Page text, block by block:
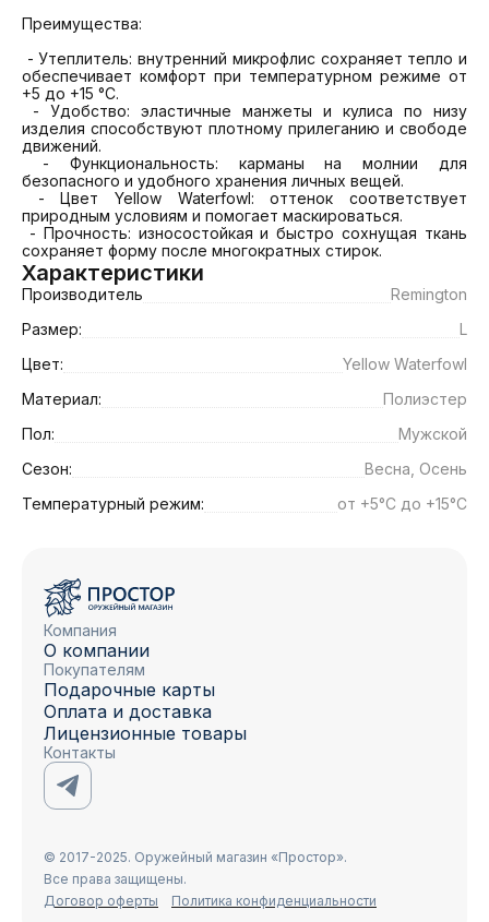
Преимущества:
обеспечивает комфорт при температурном режиме от
+5 до +15 °C.
изделия способствуют плотному прилеганию и свободе
движений.
безопасного и удобного хранения личных вещей.
природным условиям и помогает маскироваться.
сохраняет форму после многократных стирок.
Характеристики
Производитель
Remington
Размер:
L
Цвет:
Yellow Waterfowl
Материал:
Полиэстер
Пол:
Мужской
Сезон:
Весна, Осень
Температурный режим:
от +5°C до +15°C
Компания
О компании
Покупателям
Подарочные карты
Оплата и доставка
Лицензионные товары
Контакты
© 2017-2025. Оружейный магазин «Простор».
Все права защищены.
Договор оферты
Политика конфиденциальности